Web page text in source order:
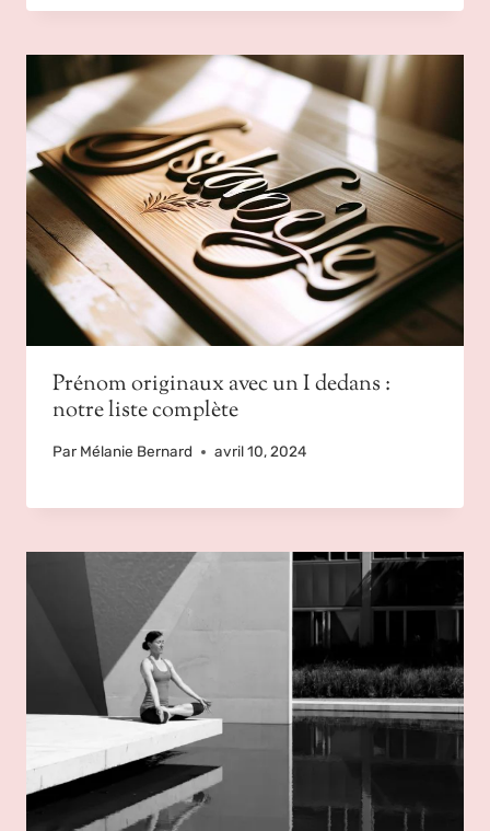
Prénom originaux avec un I dedans :
notre liste complète
Par Mélanie Bernard avril 10, 2024